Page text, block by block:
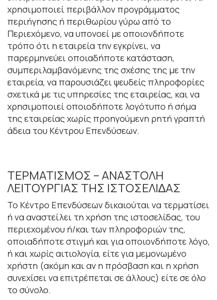
χρησιµοποιεί περιβάλλον προγράµµατος
περιήγησης ή περιθωρίου γύρω από το
Περιεχόµενο, να υπονοεί µε οποιονδήποτε
τρόπο ότι η εταιρεία την εγκρίνει, να
παρερµηνεύει οποιαδήποτε κατάσταση,
συµπεριλαµβανόµενης της σχέσης της µε την
εταιρεία, να παρουσιάζει ψευδείς πληροφορίες
σχετικά µε τις υπηρεσίες της εταιρείας, και να
χρησιµοποιεί οποιοδήποτε λογότυπο ή σήµα
της εταιρείας χωρίς προηγούµενη ρητή γραπτή
άδεια του Κέντρου Επενδύσεων.
ΤΕΡΜΑΤΙΣΜΟΣ – ΑΝΑΣΤΟΛΗ
ΛΕΙΤΟΥΡΓΙΑΣ ΤΗΣ ΙΣΤΟΣΕΛΙ∆ΑΣ
Το Κέντρο Επενδύσεων δικαιούται να τερµατίσει
ή να αναστείλει τη χρήση της ιστοσελίδας, του
περιεχοµένου ή/και των πληροφοριών της,
οποιαδήποτε στιγµή και για οποιονδήποτε λόγο,
ή και χωρίς αιτιολογία, είτε για μεμονωμένο
χρήστη (ακόµη και αν η πρόσβαση και η χρήση
συνεχίσει να επιτρέπεται σε άλλους) είτε σε όλο
το σύνολο.